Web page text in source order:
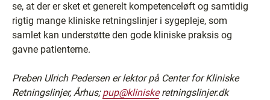
se, at der er sket et generelt kompetenceløft og samtidig
rigtig mange kliniske retningslinjer i sygepleje, som
samlet kan understøtte den gode kliniske praksis og
gavne patienterne.
Preben Ulrich Pedersen er lektor på Center for Kliniske
Retningslinjer, Århus;pup@kliniskeretningslinjer.dk